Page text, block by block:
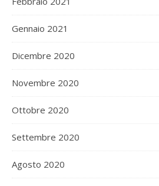
Gennaio 2021
Dicembre 2020
Novembre 2020
Ottobre 2020
Settembre 2020
Agosto 2020